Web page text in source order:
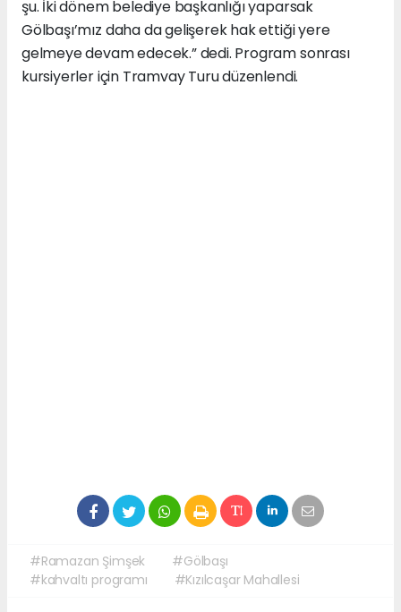
şu. İki dönem belediye başkanlığı yaparsak
Gölbaşı’mız daha da gelişerek hak ettiği yere
gelmeye devam edecek.” dedi. Program sonrası
kursiyerler için Tramvay Turu düzenlendi.
#Ramazan Şimşek
#Gölbaşı
#kahvaltı programı
#Kızılcaşar Mahallesi